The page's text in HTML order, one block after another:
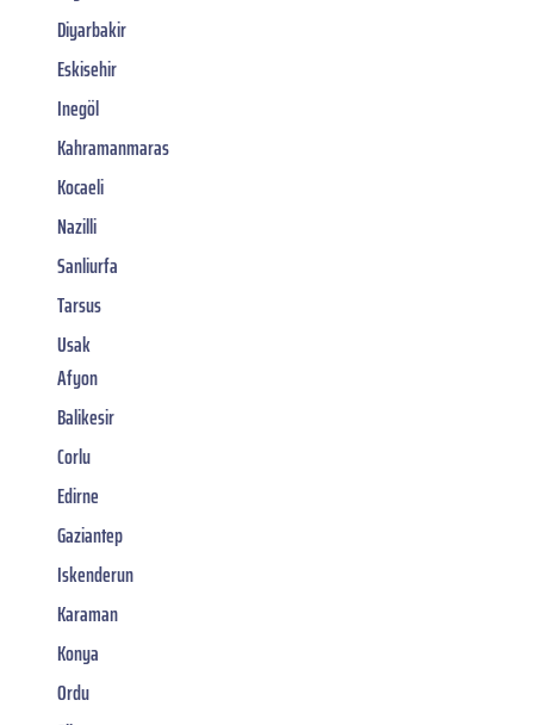
Diyarbakir
Eskisehir
Inegöl
Kahramanmaras
Kocaeli
Nazilli
Sanliurfa
Tarsus
Usak
Afyon
Balikesir
Corlu
Edirne
Gaziantep
Iskenderun
Karaman
Konya
Ordu